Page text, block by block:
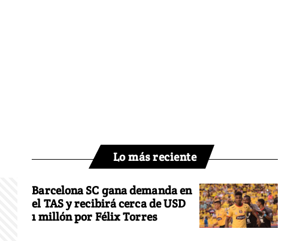
Lo más reciente
Barcelona SC gana demanda en
el TAS y recibirá cerca de USD
1 millón por Félix Torres